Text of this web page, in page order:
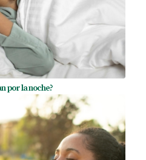
por la noche?